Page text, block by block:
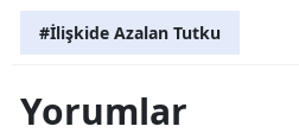
#İlişkide Azalan Tutku
Yorumlar